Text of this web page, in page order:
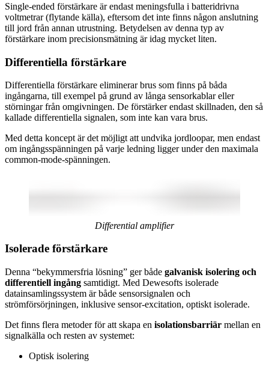
Single-ended förstärkare är endast meningsfulla i batteridrivna
voltmetrar (flytande källa), eftersom det inte finns någon anslutning
till jord från annan utrustning. Betydelsen av denna typ av
förstärkare inom precisionsmätning är idag mycket liten.
Differentiella förstärkare
Differentiella förstärkare eliminerar brus som finns på båda
ingångarna, till exempel på grund av långa sensorkablar eller
störningar från omgivningen. De förstärker endast skillnaden, den så
kallade differentiella signalen, som inte kan vara brus.
Med detta koncept är det möjligt att undvika jordloopar, men endast
om ingångsspänningen på varje ledning ligger under den maximala
common-mode-spänningen.
Differential amplifier
Isolerade förstärkare
Denna “bekymmersfria lösning” ger både galvanisk isolering och
differentiell ingång samtidigt. Med Dewesofts isolerade
datainsamlingssystem är både sensorsignalen och
strömförsörjningen, inklusive sensor-excitation, optiskt isolerade.
Det finns flera metoder för att skapa en isolationsbarriär mellan en
signalkälla och resten av systemet:
Optisk isolering